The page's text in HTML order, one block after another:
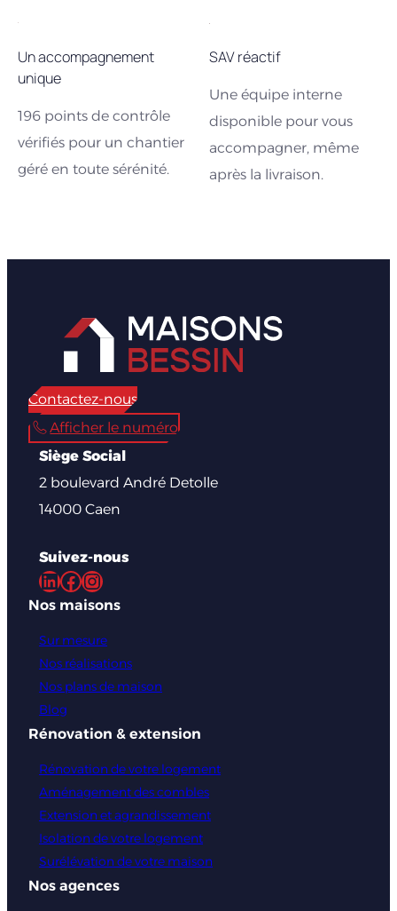
Un accompagnement
unique
196 points de contrôle
vérifiés pour un chantier
géré en toute sérénité.
SAV réactif
Une équipe interne
disponible pour vous
accompagner, même
après la livraison.
Contactez-nous
Afficher le numéro
Siège Social
2 boulevard André Detolle
14000 Caen
Suivez-nous
LinkedIn Facebook Instagram
Nos maisons
Sur mesure
Nos réalisations
Nos plans de maison
Blog
Rénovation & extension
Rénovation de votre logement
Aménagement des combles
Extension et agrandissement
Isolation de votre logement
Surélévation de votre maison
Nos agences